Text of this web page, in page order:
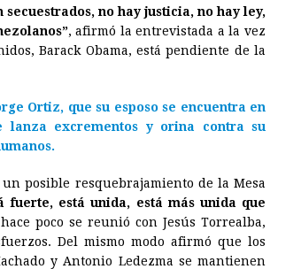
no hay justicia, no hay ley,
, afirmó la entrevistada a la vez
Barack Obama, está pendiente de la
Ortiz, que su esposo se encuentra en
lanza excrementos y orina contra su
posible resquebrajamiento de la Mesa
fuerte, está unida, está más unida que
poco se reunió con Jesús Torrealba,
Del mismo modo afirmó que los
y Antonio Ledezma se mantienen